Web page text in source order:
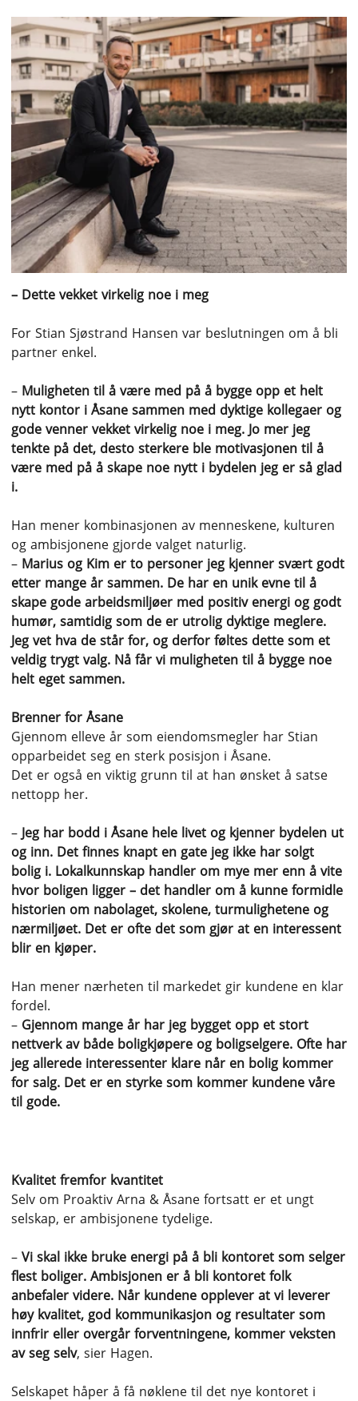
– Dette vekket virkelig noe i meg
For Stian Sjøstrand Hansen var beslutningen om å bli
partner enkel.
– Muligheten til å være med på å bygge opp et helt
nytt kontor i Åsane sammen med dyktige kollegaer og
gode venner vekket virkelig noe i meg. Jo mer jeg
tenkte på det, desto sterkere ble motivasjonen til å
være med på å skape noe nytt i bydelen jeg er så glad
i.
Han mener kombinasjonen av menneskene, kulturen
og ambisjonene gjorde valget naturlig.
– Marius og Kim er to personer jeg kjenner svært godt
etter mange år sammen. De har en unik evne til å
skape gode arbeidsmiljøer med positiv energi og godt
humør, samtidig som de er utrolig dyktige meglere.
Jeg vet hva de står for, og derfor føltes dette som et
veldig trygt valg. Nå får vi muligheten til å bygge noe
helt eget sammen.
Brenner for Åsane
Gjennom elleve år som eiendomsmegler har Stian
opparbeidet seg en sterk posisjon i Åsane.
Det er også en viktig grunn til at han ønsket å satse
nettopp her.
– Jeg har bodd i Åsane hele livet og kjenner bydelen ut
og inn. Det finnes knapt en gate jeg ikke har solgt
bolig i. Lokalkunnskap handler om mye mer enn å vite
hvor boligen ligger – det handler om å kunne formidle
historien om nabolaget, skolene, turmulighetene og
nærmiljøet. Det er ofte det som gjør at en interessent
blir en kjøper.
Han mener nærheten til markedet gir kundene en klar
fordel.
– Gjennom mange år har jeg bygget opp et stort
nettverk av både boligkjøpere og boligselgere. Ofte har
jeg allerede interessenter klare når en bolig kommer
for salg. Det er en styrke som kommer kundene våre
til gode.
Kvalitet fremfor kvantitet
Selv om Proaktiv Arna & Åsane fortsatt er et ungt
selskap, er ambisjonene tydelige.
– Vi skal ikke bruke energi på å bli kontoret som selger
flest boliger. Ambisjonen er å bli kontoret folk
anbefaler videre. Når kundene opplever at vi leverer
høy kvalitet, god kommunikasjon og resultater som
innfrir eller overgår forventningene, kommer veksten
av seg selv, sier Hagen.
Selskapet håper å få nøklene til det nye kontoret i